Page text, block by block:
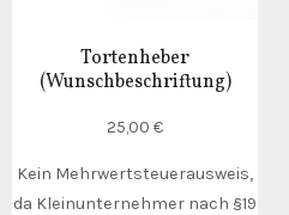
Tortenheber
(Wunschbeschriftung)
25,00€
Kein Mehrwertsteuerausweis,
da Kleinunternehmer nach §19